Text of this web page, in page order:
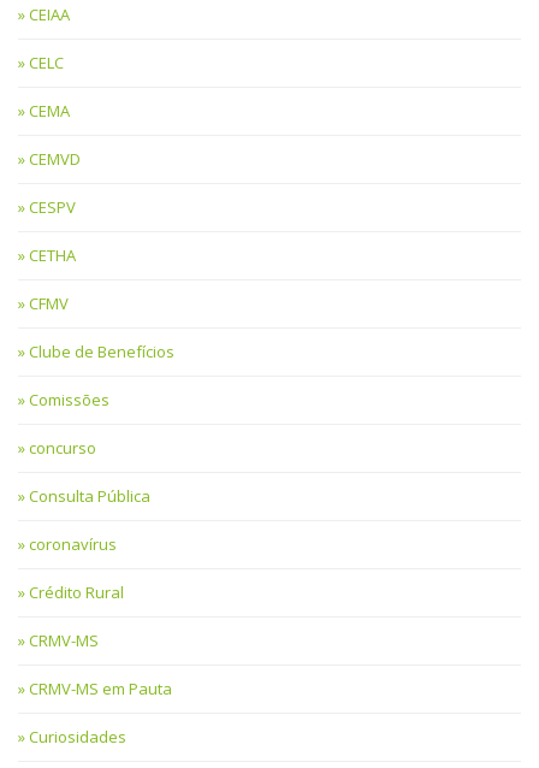
CEIAA
CELC
CEMA
CEMVD
CESPV
CETHA
CFMV
Clube de Benefícios
Comissões
concurso
Consulta Pública
coronavírus
Crédito Rural
CRMV-MS
CRMV-MS em Pauta
Curiosidades